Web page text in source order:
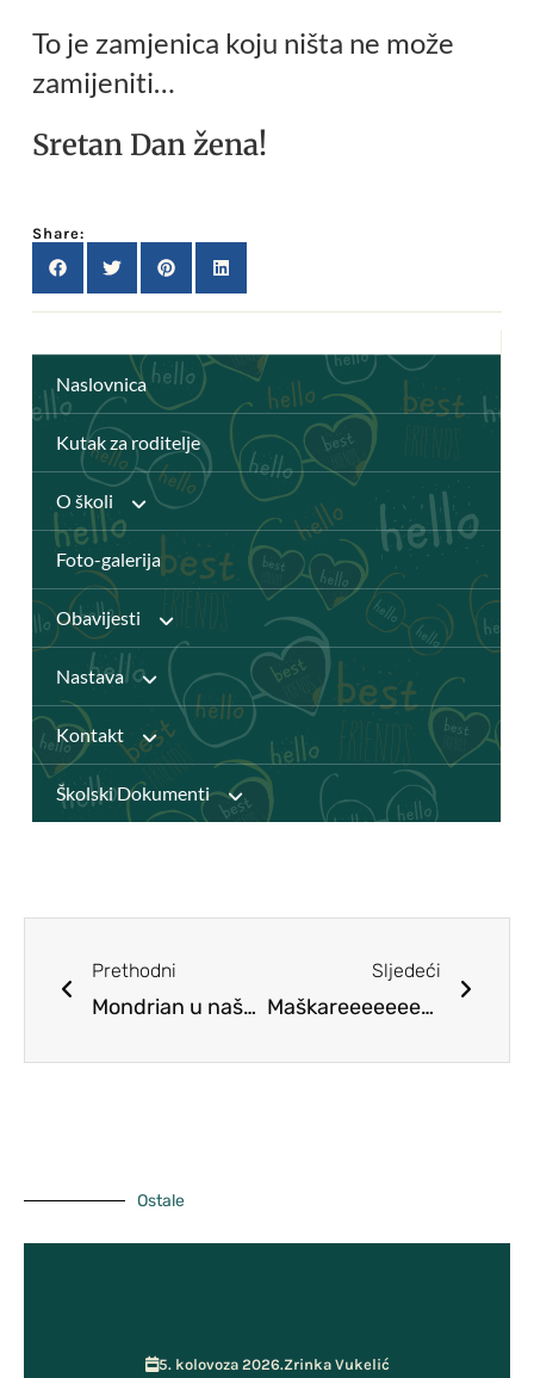
Naslovnica
Kutak za roditelje
O školi
Anž Frankopan
Knjižnica
Katalog Knjižnice
Virtualna knjižnica
Foto-galerija
Obavijesti
Javni pozivi
Natječaji
Nastava
Djelatnici
Udžbenici i dodatni obrazovni materijali
Školski tim za kvalitetu
Kontakt
Pristupačnost mrežnih stranica
Školski Dokumenti
Pristup informacijama
To je zamjenica koju ništa ne može
zamijeniti…
Sretan Dan žena!
Share:
Prethodni
Mondrian u našoj školi
Sljedeći
Maškareeeeeeeeee
Ostale
5. kolovoza 2026.Zrinka Vukelić